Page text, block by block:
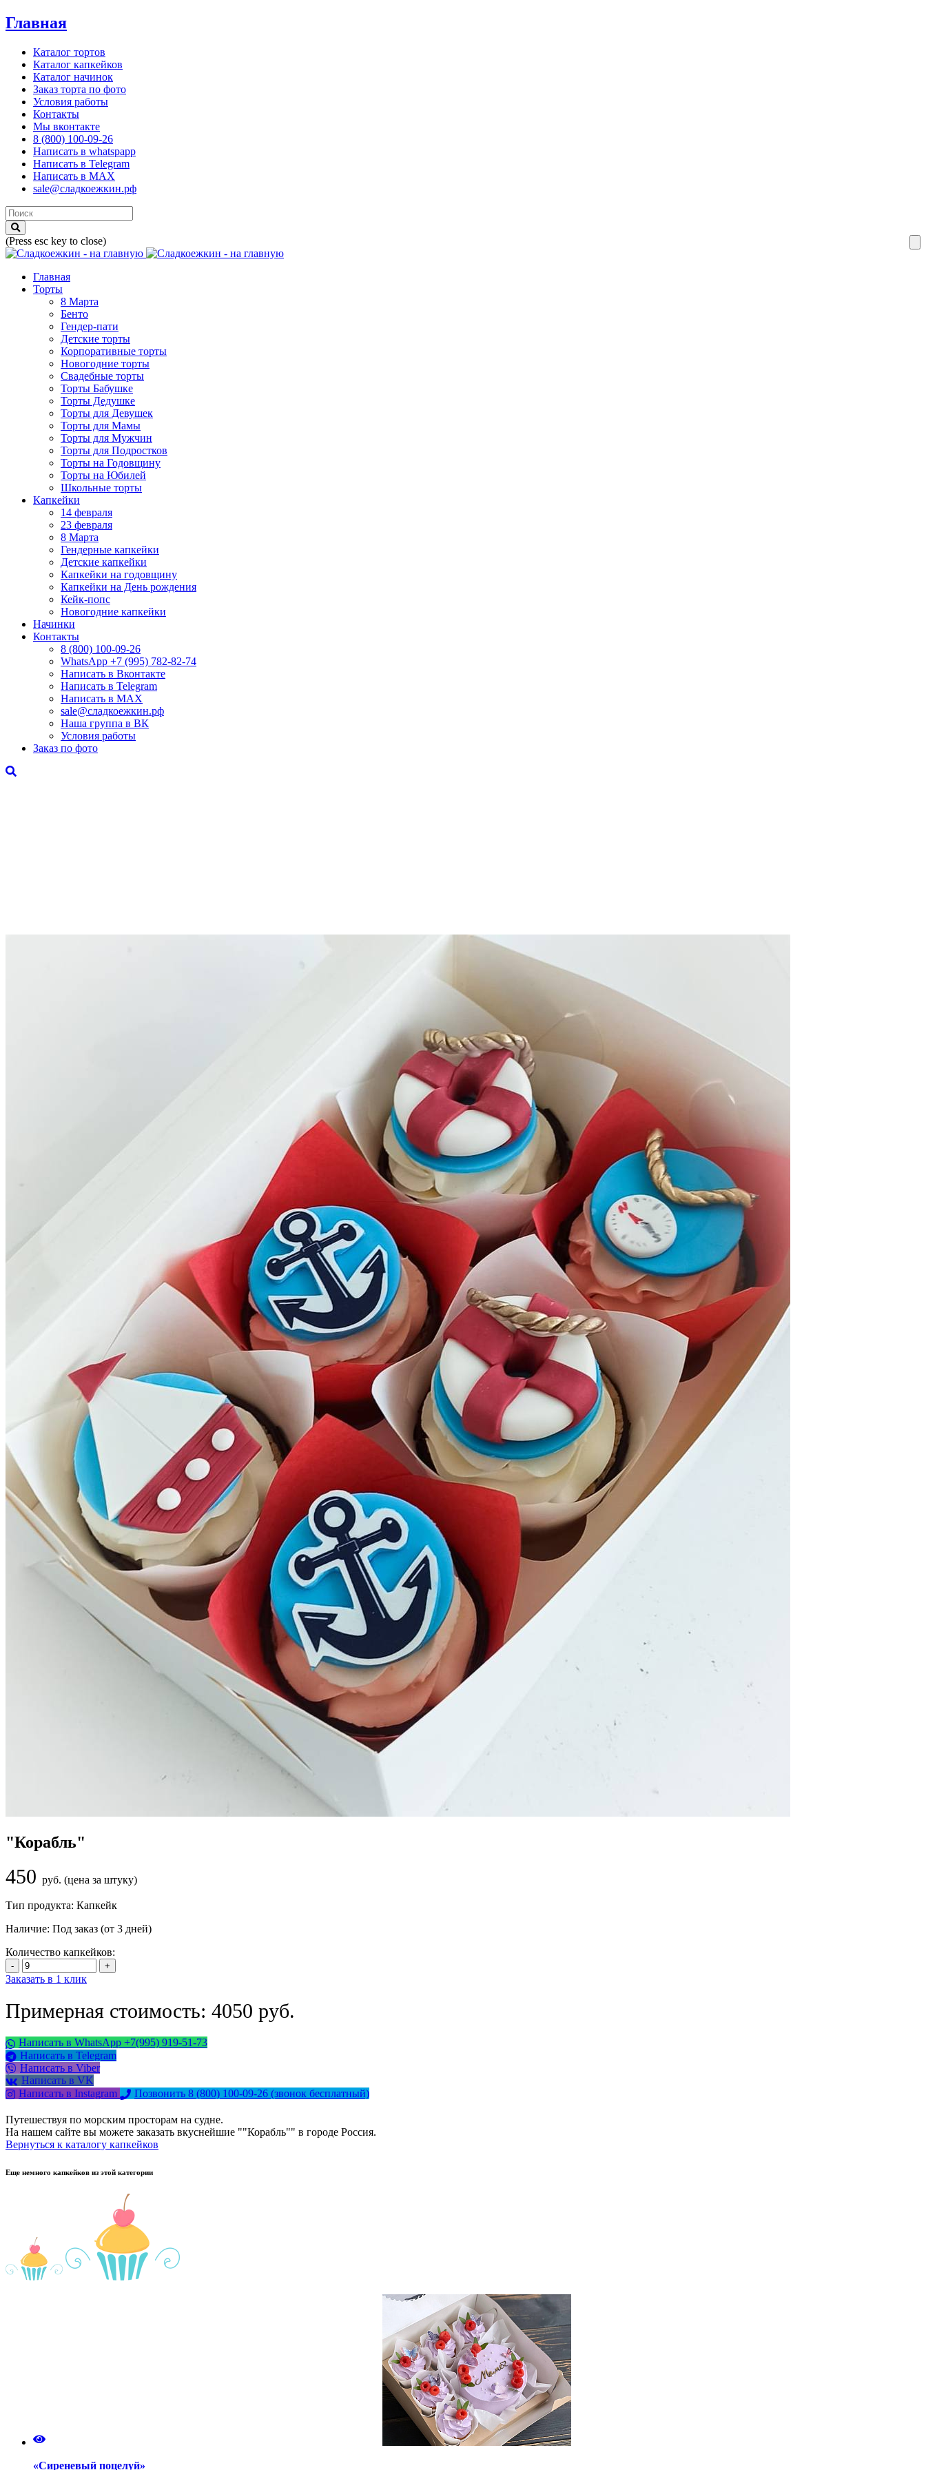
Главная
Каталог тортов
Каталог капкейков
Каталог начинок
Заказ торта по фото
Условия работы
Контакты
Мы вконтакте
8 (800) 100-09-26
Написать в whatspapp
Написать в Telegram
Написать в MAX
sale@сладкоежкин.рф
(Press esc key to close)
Главная
Торты
8 Марта
Бенто
Гендер-пати
Детские торты
Корпоративные торты
Новогодние торты
Свадебные торты
Торты Бабушке
Торты Дедушке
Торты для Девушек
Торты для Мамы
Торты для Мужчин
Торты для Подростков
Торты на Годовщину
Торты на Юбилей
Школьные торты
Капкейки
14 февраля
23 февраля
8 Марта
Гендерные капкейки
Детские капкейки
Капкейки на годовщину
Капкейки на День рождения
Кейк-попс
Новогодние капкейки
Начинки
Контакты
8 (800) 100-09-26
WhatsApp +7 (995) 782-82-74
Написать в Вконтакте
Написать в Telegram
Написать в MAX
sale@сладкоежкин.рф
Наша группа в ВК
Условия работы
Заказ по фото
"Корабль"
450 руб. (цена за штуку)
Тип продукта: Капкейк
Наличие: Под заказ (от 3 дней)
Количество капкейков:
Заказать в 1 клик
Примерная стоимость: 4050 руб.
Написать в WhatsApp +7(995) 919-51-73
Написать в Telegram
Написать в Viber
Написать в VK
Написать в Instagram
Позвонить 8 (800) 100-09-26 (звонок бесплатный)
Путешествуя по морским просторам на судне.
На нашем сайте вы можете заказать вкуснейшие ""Корабль"" в городе Россия.
Вернуться к каталогу капкейков
Имя*
Телефон*
Еще немного капкейков из этой категории
«Сиреневый поцелуй»